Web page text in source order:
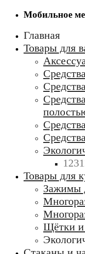
Мобильное
Главная
Товары для
Товары для
Зажимы
Щётки и